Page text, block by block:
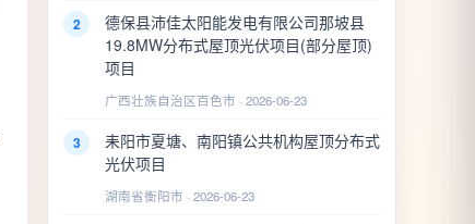
2
德保县沛佳太阳能发电有限公司那坡县
19.8MW分布式屋顶光伏项目(部分屋顶)
项目
广西壮族自治区百色市 · 2026-06-23
3
耒阳市夏塘、南阳镇公共机构屋顶分布式
光伏项目
湖南省衡阳市 · 2026-06-23